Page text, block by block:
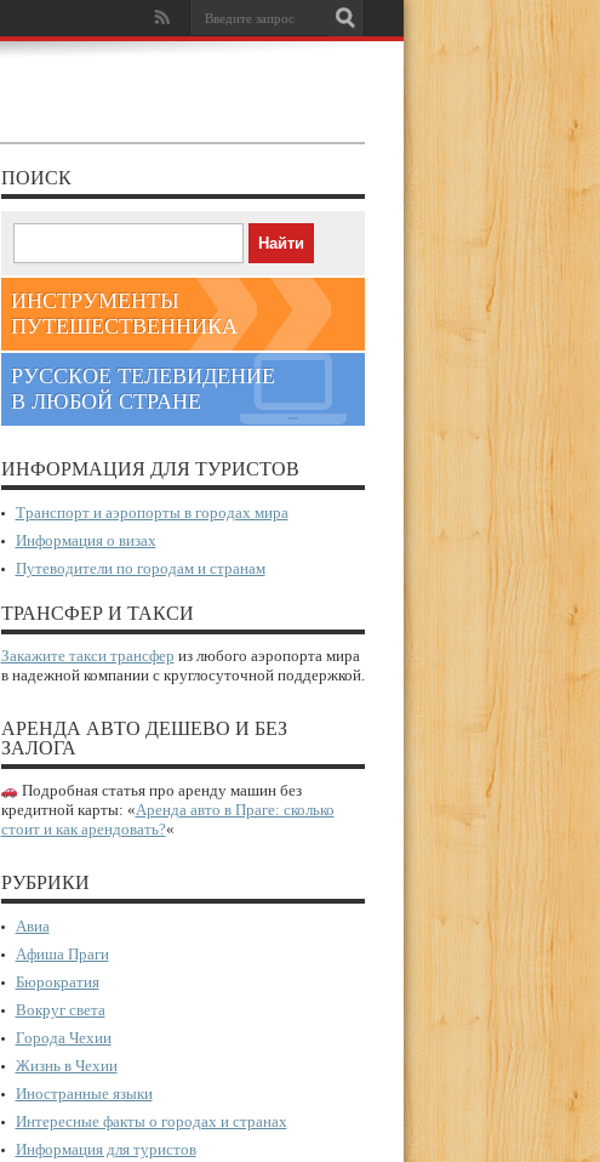
ПОИСК
ИНСТРУМЕНТЫ
ПУТЕШЕСТВЕННИКА
РУССКОЕ ТЕЛЕВИДЕНИЕ
В ЛЮБОЙ СТРАНЕ
ИНФОРМАЦИЯ ДЛЯ ТУРИСТОВ
Транспорт и аэропорты в городах мира
Информация о визах
Путеводители по городам и странам
ТРАНСФЕР И ТАКСИ
Закажите такси трансфер из любого аэропорта мира
в надежной компании с круглосуточной поддержкой.
АРЕНДА АВТО ДЕШЕВО И БЕЗ
ЗАЛОГА
Подробная статья про аренду машин без
кредитной карты: «Аренда авто в Праге: сколько
стоит и как арендовать?«
РУБРИКИ
Авиа
Афиша Праги
Бюрократия
Вокруг света
Города Чехии
Жизнь в Чехии
Иностранные языки
Интересные факты о городах и странах
Информация для туристов